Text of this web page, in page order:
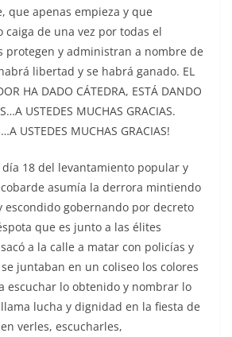
que apenas empieza y que
caiga de una vez por todas el
protegen y administran a nombre de
libertad y se habrá ganado. EL
HA DADO CÁTEDRA, ESTÁ DANDO
USTEDES MUCHAS GRACIAS.
USTEDES MUCHAS GRACIAS!
18 del levantamiento popular y
asumía la derrora mintiendo
escondido gobernando por decreto
que es junto a las élites
a la calle a matar con policías y
juntaban en un coliseo los colores
escuchar lo obtenido y nombrar lo
lucha y dignidad en la fiesta de
verles, escucharles,